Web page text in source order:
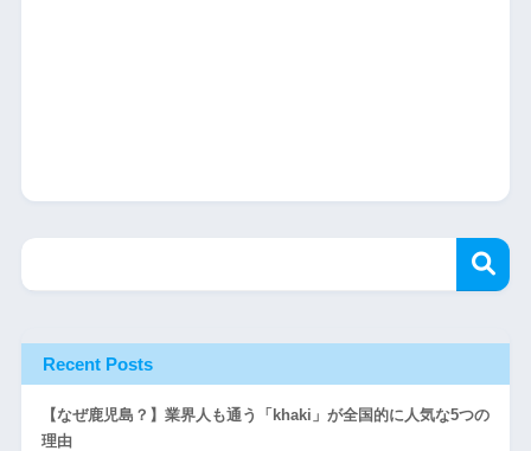
Recent Posts
【なぜ鹿児島？】業界人も通う「khaki」が全国的に人気な5つの
理由